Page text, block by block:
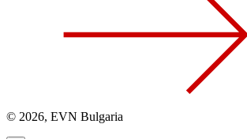
© 2026, EVN Bulgaria